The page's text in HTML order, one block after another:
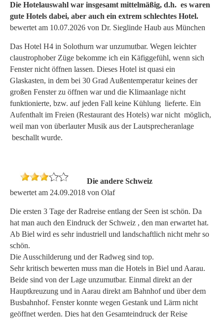
Die Hotelauswahl war insgesamt mittelmäßig, d.h. es waren
gute Hotels dabei, aber auch ein extrem schlechtes Hotel.
bewertet am 10.07.2026 von Dr. Sieglinde Haub aus München
Das Hotel H4 in Solothurn war unzumutbar. Wegen leichter
claustrophober Züge bekomme ich ein Käfiggefühl, wenn sich
Fenster nicht öffnen lassen. Dieses Hotel ist quasi ein
Glaskasten, in dem bei 30 Grad Außentemperatur keines der
großen Fenster zu öffnen war und die Klimaanlage nicht
funktionierte, bzw. auf jeden Fall keine Kühlung lieferte. Ein
Aufenthalt im Freien (Restaurant des Hotels) war nicht möglich,
weil man von überlauter Musik aus der Lautsprecheranlage
beschallt wurde.
Die andere Schweiz
bewertet am 24.09.2018 von Olaf
Die ersten 3 Tage der Radreise entlang der Seen ist schön. Da
hat man auch den Eindruck der Schweiz , den man erwartet hat.
Ab Biel wird es sehr industriell und landschaftlich nicht mehr so
schön.
Die Ausschilderung und der Radweg sind top.
Sehr kritisch bewerten muss man die Hotels in Biel und Aarau.
Beide sind von der Lage unzumutbar. Einmal direkt an der
Hauptkreuzung und in Aarau direkt am Bahnhof und über dem
Busbahnhof. Fenster konnte wegen Gestank und Lärm nicht
geöffnet werden. Dies hat den Gesamteindruck der Reise